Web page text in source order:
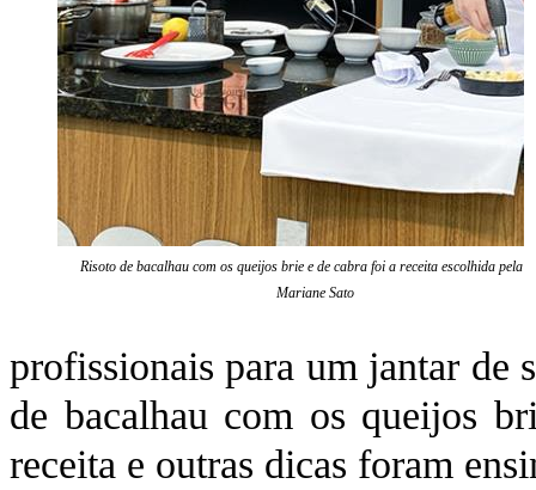
Risoto de bacalhau com os queijos brie e de cabra foi a receita escolhida pela
Mariane Sato
profissionais para um jantar de
de bacalhau com os queijos
receita e outras dicas foram